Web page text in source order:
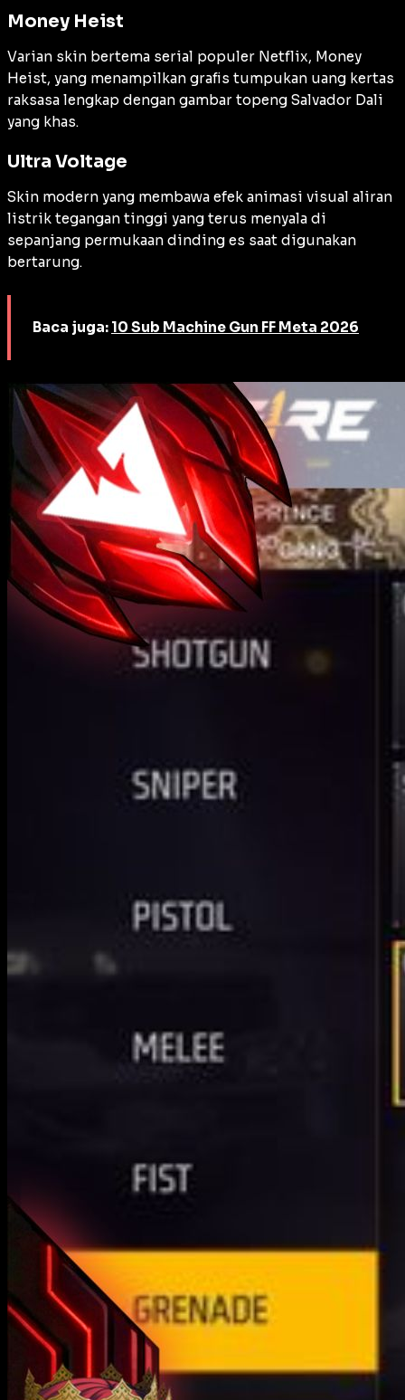
Money Heist
Varian skin bertema serial populer Netflix, Money
Heist, yang menampilkan grafis tumpukan uang kertas
raksasa lengkap dengan gambar topeng Salvador Dali
yang khas.
Ultra Voltage
Skin modern yang membawa efek animasi visual aliran
listrik tegangan tinggi yang terus menyala di
sepanjang permukaan dinding es saat digunakan
bertarung.
Baca juga: 10 Sub Machine Gun FF Meta 2026